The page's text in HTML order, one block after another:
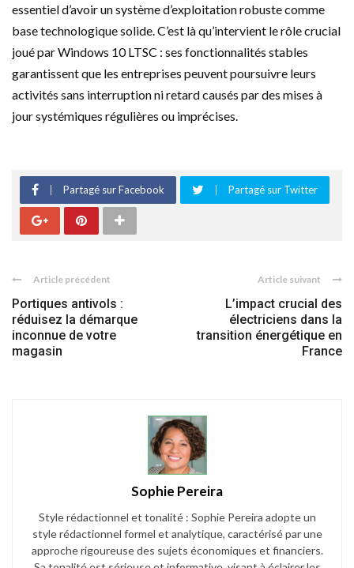
essentiel d’avoir un système d’exploitation robuste comme
base technologique solide. C’est là qu’intervient le rôle crucial
joué par Windows 10 LTSC : ses fonctionnalités stables
garantissent que les entreprises peuvent poursuivre leurs
activités sans interruption ni retard causés par des mises à
jour systémiques régulières ou imprécises.
Partagé sur Facebook Partagé sur Twitter
Article précédent
Portiques antivols :
réduisez la démarque
inconnue de votre
magasin
Article suivant
L’impact crucial des
électriciens dans la
transition énergétique en
France
Sophie Pereira
Style rédactionnel et tonalité : Sophie Pereira adopte un
style rédactionnel formel et analytique, caractérisé par une
approche rigoureuse des sujets économiques et financiers.